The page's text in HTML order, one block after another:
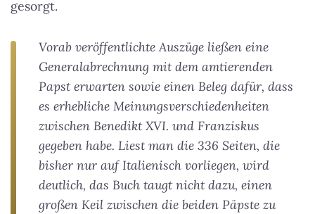
gesorgt.
Vorab veröffentlichte Auszüge ließen eine
Generalabrechnung mit dem amtierenden
Papst erwarten sowie einen Beleg dafür, dass
es erhebliche Meinungsverschiedenheiten
zwischen Benedikt XVI. und Franziskus
gegeben habe. Liest man die 336 Seiten, die
bisher nur auf Italienisch vorliegen, wird
deutlich, das Buch taugt nicht dazu, einen
großen Keil zwischen die beiden Päpste zu